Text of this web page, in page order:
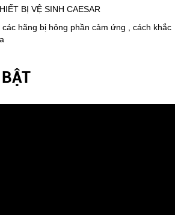
BỊ VỆ SINH CAESAR
các hãng bị hỏng phần cảm ứng , cách khắc